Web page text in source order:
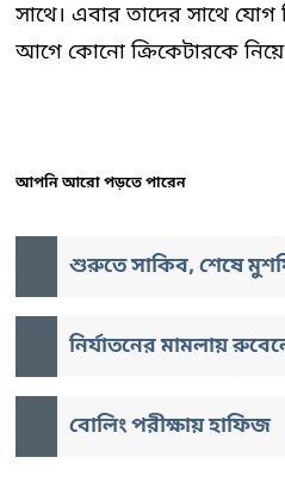
সাথে। এবার তাদের সাথে
আগে কোনো ক্রিকেটারকে
আপনি আরো পড়তে পারেন
শুরুতে সাকিব, শেষে
নির্যাতনের মামলায়
বোলিং পরীক্ষায় হাফিজ